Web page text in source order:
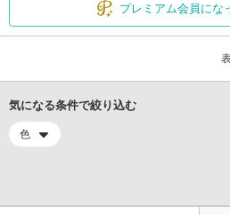
プレミアム会員にな
気になる条件で絞り込む
色